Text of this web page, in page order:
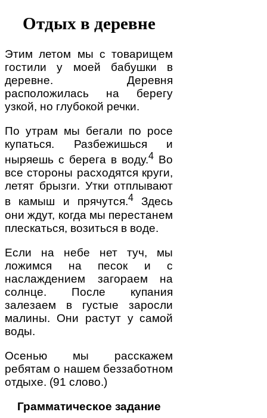
Отдых в деревне
Этим летом мы с товарищем
гостили у моей бабушки в
деревне. Деревня
расположилась на берегу
узкой, но глубокой речки.
По утрам мы бегали по росе
купаться. Разбежишься и
ныряешь с берега в воду.4 Во
все стороны расходятся круги,
летят брызги. Утки отплывают
в камыш и прячутся.4
Здесь
они ждут, когда мы перестанем
плескаться, возиться в воде.
Если на небе нет туч, мы
ложимся на песок и с
наслаждением загораем на
солнце. После купания
залезаем в густые заросли
малины. Они растут у самой
воды.
Осенью мы расскажем
ребятам о нашем беззаботном
отдыхе. (91 слово.)
Грамматическое задание